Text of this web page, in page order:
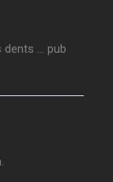
dents … pub